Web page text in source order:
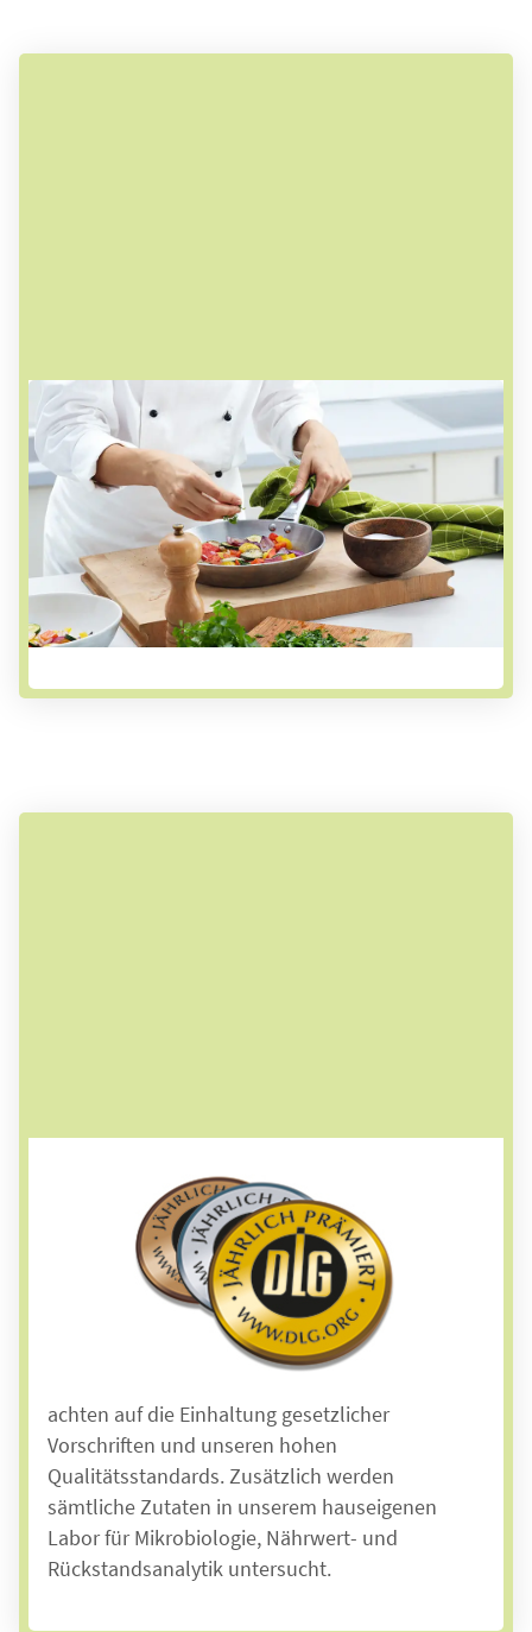
Geschmack pur auf jedem Löffel
Bei uns kommen nur natürliche Zutaten in den
Kochtopf. Unsere Köche kochen mit frischen
Kräutern, natürlichen Gewürzen sowie
erntefrischem Gemüse. Unsere Fonds machen
wir genauso wie in jeder guten Küche - und das
schmeckt man!
Messbare Qualität
Die Landhausküche wird regelmäßig von der
Deutschen Landwirtschafts-Gesellschaft (DLG)
geprüft und nach DIN ISO 9001 zertifiziert. Das
ist die Basis für effektive Qualitätssicherung
und nachhaltiges Qualitätsmanagement. Wir
achten auf die Einhaltung gesetzlicher
Vorschriften und unseren hohen
Qualitätsstandards.Zusätzlich werden
sämtliche Zutaten in unserem hauseigenen
Labor für Mikrobiologie, Nährwert- und
Rückstandsanalytik untersucht.